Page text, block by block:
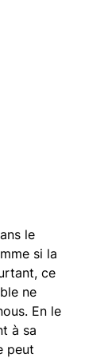
le
si la
ce
ne
En le
à sa
peut